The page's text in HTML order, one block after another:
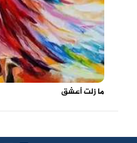
ما زلت أعشق